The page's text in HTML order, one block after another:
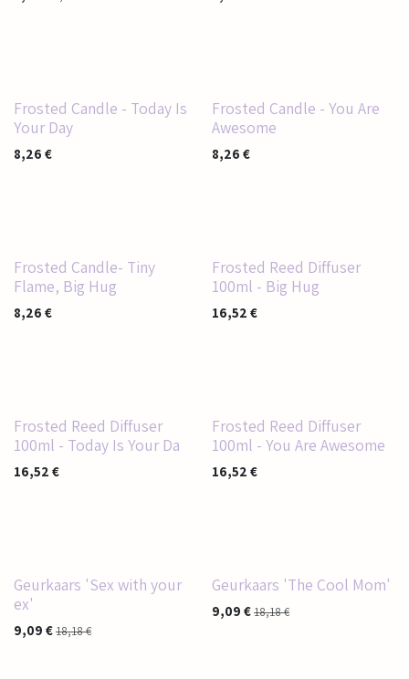
Nieuw!
Frosted Candle - Today Is
Your Day
8,26 €
Nieuw!
Frosted Candle - You Are
Awesome
8,26 €
Nieuw!
Frosted Candle- Tiny
Flame, Big Hug
8,26 €
Nieuw!
Frosted Reed Diffuser
100ml - Big Hug
16,52 €
Nieuw!
Frosted Reed Diffuser
100ml - Today Is Your Da
16,52 €
Nieuw!
Frosted Reed Diffuser
100ml - You Are Awesome
16,52 €
Geurkaars 'Sex with your
ex'
9,09 €18,18€
Geurkaars 'The Cool Mom'
9,09 €18,18€